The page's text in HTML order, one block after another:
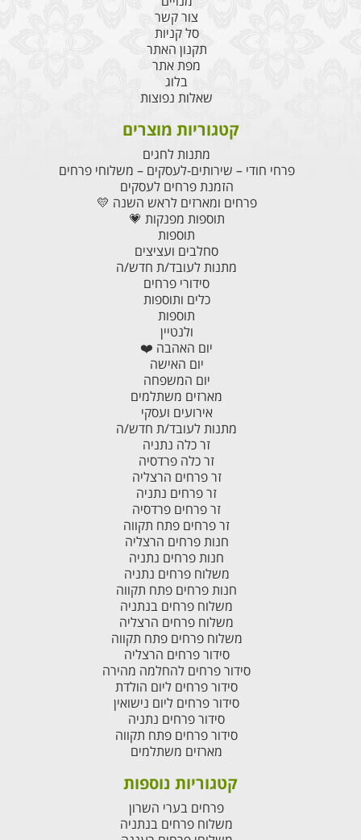
צור קשר
סל קניות
תקנון האתר
מפת אתר
בלוג
שאלות נפוצות
קטגוריות מוצרים
מתנות לחגים
פרחי חודי – שירותים-לעסקים – משלוחי פרחים
הזמנת פרחים לעסקים
פרחים ומארזים לראש השנה 💛
תוספות מפנקות 💗
תוספות
סחלבים ועציצים
מתנות לעובד/ת חדש/ה
סידורי פרחים
כלים ותוספות
תוספות
ולנטיין
יום האהבה ❤️
יום האישה
יום המשפחה
מארזים משתלמים
אירועים ועסקי
מתנות לעובד/ת חדש/ה
זר כלה נתניה
זר כלה פרדסיה
זר פרחים הרצליה
זר פרחים נתניה
זר פרחים פרדסיה
זר פרחים פתח תקווה
חנות פרחים הרצליה
חנות פרחים נתניה
משלוח פרחים נתניה
חנות פרחים פתח תקווה
משלוח פרחים בנתניה
משלוח פרחים הרצליה
משלוח פרחים פתח תקווה
סידור פרחים הרצליה
סידור פרחים להחלמה מהירה
סידור פרחים ליום הולדת
סידור פרחים ליום נישואין
סידור פרחים נתניה
סידור פרחים פתח תקווה
מארזים משתלמים
קטגוריות נוספות
פרחים בערי השרון
משלוח פרחים בנתניה